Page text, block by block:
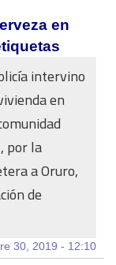
en
intervino
en
por la
a Oruro,
de
30, 2019 - 12:10